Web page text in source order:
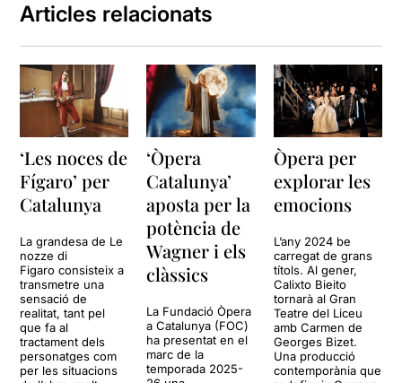
Articles relacionats
‘Les noces de
Fígaro’ per
Catalunya
La grandesa de Le
nozze di
Figaro consisteix a
transmetre una
sensació de
realitat, tant pel
que fa al
tractament dels
personatges com
per les situacions
‘Òpera
Catalunya’
aposta per la
potència de
Wagner i els
clàssics
La Fundació Òpera
a Catalunya (FOC)
ha presentat en el
marc de la
temporada 2025-
Òpera per
explorar les
emocions
L’any 2024 be
carregat de grans
títols. Al gener,
Calixto Bieito
tornarà al Gran
Teatre del Liceu
amb Carmen de
Georges Bizet.
Una producció
contemporània que